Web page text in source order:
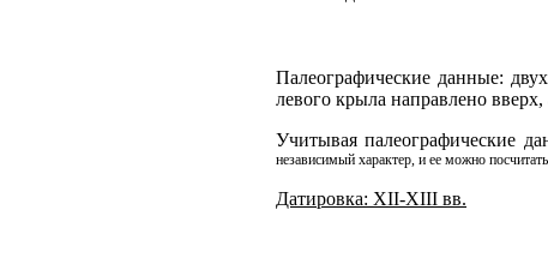
Палеографические данные:
левого крыла направлено вверх,
Учитывая палеографические
независимый характер, и ее можно
Датировка: XII-XIII вв.